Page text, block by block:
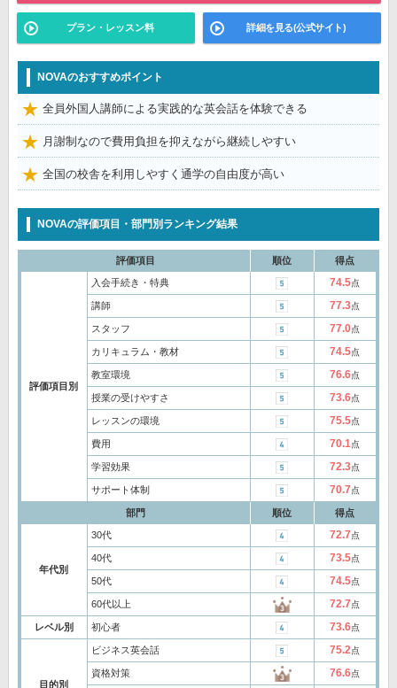
プラン・レッスン料 詳細を見る(公式サイト)
NOVAのおすすめポイント
全員外国人講師による実践的な英会話を体験できる
月謝制なので費用負担を抑えながら継続しやすい
全国の校舎を利用しやすく通学の自由度が高い
NOVAの評価項目・部門別ランキング結果
評価項目 順位 得点
評価項目別
入会手続き・特典 74.5点
講師 77.3点
スタッフ 77.0点
カリキュラム・教材 74.5点
教室環境 76.6点
授業の受けやすさ 73.6点
レッスンの環境 75.5点
費用 70.1点
学習効果 72.3点
サポート体制 70.7点
部門 順位 得点
年代別
30代 72.7点
40代 73.5点
50代 74.5点
60代以上 72.7点
レベル別 初心者 73.6点
目的別
ビジネス英会話 75.2点
資格対策 76.6点